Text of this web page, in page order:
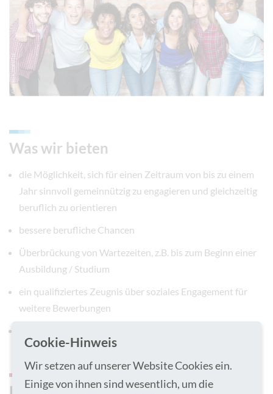
Was wir bieten
die Möglichkeit, sich für einen Zeitraum von bis zu einem
Jahr sinnvoll gemeinnützig zu engagieren und gleichzeitig
beruflich zu orientieren
bessere berufliche Chancen
Überbrückung von Wartezeiten, z.B. bis zum Beginn einer
Ausbildung / Studium
ein qualifiziertes Zeugnis über soziales Engagement für
weitere Bewerbungen
Verantwortung und Sozialkompetenz
Cookie-Hinweis
Wir setzen auf unserer Website Cookies ein.
Einige von ihnen sind wesentlich, um die